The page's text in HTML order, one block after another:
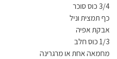
3/4 כוס סוכר
כף תמצית וניל
אבקת אפיה
1/3 כוס חלב
מחמאה אחת או מרגרינה